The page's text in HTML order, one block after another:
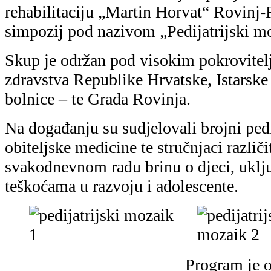
Program je
tema iz
naglaskom
suvremene terapijske pristupe.
Značajan doprinos skupu dalo je
Osbornea, međunarodno priznatog
humanitarca te emeritusa Sveučilišta
„Personalized music as a tretment of